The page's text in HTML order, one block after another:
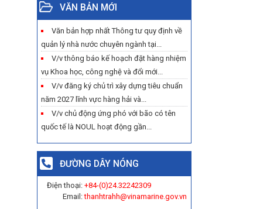
VĂN BẢN MỚI
Văn bản hợp nhất Thông tư quy định về
quản lý nhà nước chuyên ngành tại...
V/v thông báo kế hoạch đặt hàng nhiệm
vụ Khoa học, công nghệ và đổi mới...
V/v đăng ký chủ trì xây dựng tiêu chuẩn
năm 2027 lĩnh vực hàng hải và...
V/v chủ động ứng phó với bão có tên
quốc tế là NOUL hoạt động gần...
ĐƯỜNG DÂY NÓNG
Điện thoại:
Email:
+84-(0)24.32242309
thanhtrahh@vinamarine.gov.vn